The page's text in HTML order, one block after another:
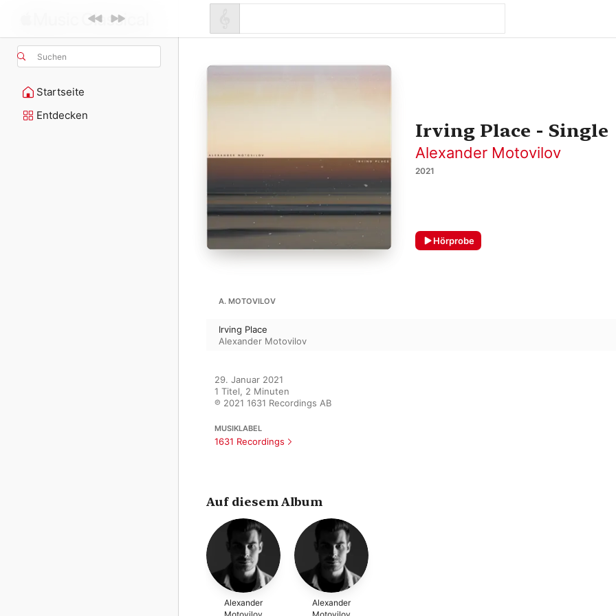
Suchen
Startseite
Entdecken
Irving Place - Single
Alexander Motovilov
2021
Hörprobe
A. MOTOVILOV
Irving Place
Alexander Motovilov
29. Januar 2021
1 Titel, 2 Minuten
℗ 2021 1631 Recordings AB
MUSIKLABEL
1631 Recordings
Auf diesem Album
Alexander
Alexander